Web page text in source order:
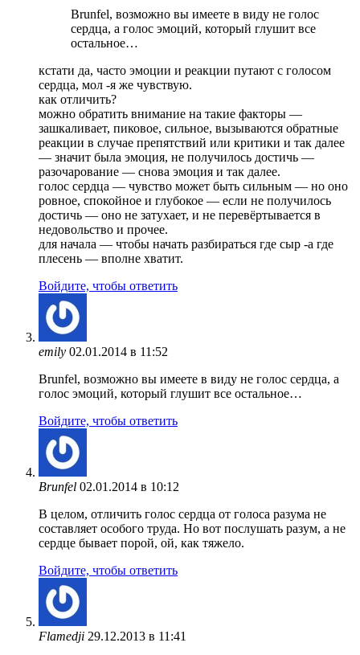
Brunfel, возможно вы имеете в виду не голос
сердца, а голос эмоций, который глушит все
остальное…
кстати да, часто эмоции и реакции путают с голосом
сердца, мол -я же чувствую.
как отличить?
можно обратить внимание на такие факторы —
зашкаливает, пиковое, сильное, вызываются обратные
реакции в случае препятствий или критики и так далее
— значит была эмоция, не получилось достичь —
разочарование — снова эмоция и так далее.
голос сердца — чувство может быть сильным — но оно
ровное, спокойное и глубокое — если не получилось
достичь — оно не затухает, и не перевёртывается в
недовольство и прочее.
для начала — чтобы начать разбираться где сыр -а где
плесень — вполне хватит.
Войдите, чтобы ответить
emily 02.01.2014 в 11:52
Brunfel, возможно вы имеете в виду не голос сердца, а
голос эмоций, который глушит все остальное…
Войдите, чтобы ответить
Brunfel 02.01.2014 в 10:12
В целом, отличить голос сердца от голоса разума не
составляет особого труда. Но вот послушать разум, а не
сердце бывает порой, ой, как тяжело.
Войдите, чтобы ответить
Flamedji 29.12.2013 в 11:41